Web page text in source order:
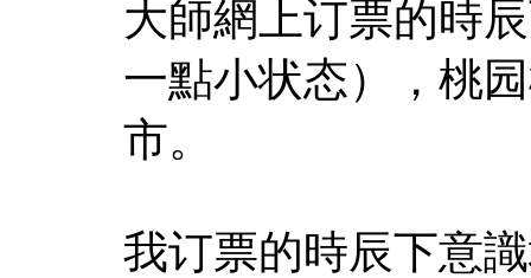
大師網上订票的時
一點小状态），桃
市。
我订票的時辰下意